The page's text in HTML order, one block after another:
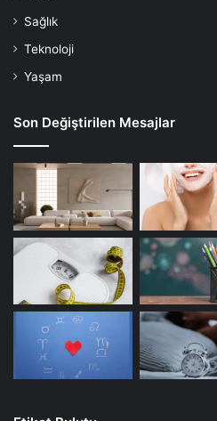
Sağlık
Teknoloji
Yaşam
Son Değiştirilen Mesajlar